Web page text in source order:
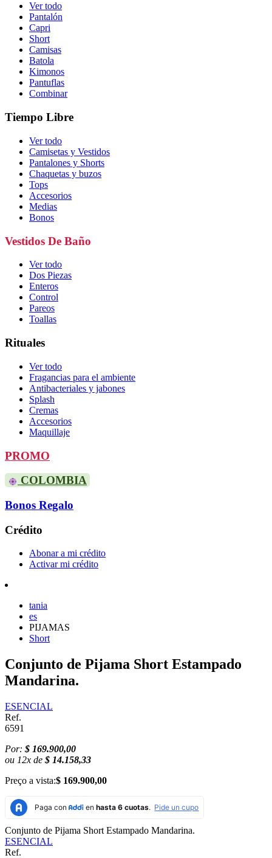
Ver todo
Pantalón
Capri
Short
Camisas
Batola
Kimonos
Pantuflas
Combinar
Tiempo Libre
Ver todo
Camisetas y Vestidos
Pantalones y Shorts
Chaquetas y buzos
Tops
Accesorios
Medias
Bonos
Vestidos De Baño
Ver todo
Dos Piezas
Enteros
Control
Pareos
Toallas
Rituales
Ver todo
Fragancias para el ambiente
Antibacteriales y jabones
Splash
Cremas
Accesorios
Maquillaje
PROMO
COLOMBIA
Bonos Regalo
Crédito
Abonar a mi crédito
Activar mi crédito
tania
es
PIJAMAS
Short
Conjunto de Pijama Short Estampado
Mandarina.
ESENCIAL
Ref.
6591
Por: $ 169.900,00
ou 12x de $ 14.158,33
Preço a vista:$ 169.900,00
Conjunto de Pijama Short Estampado Mandarina.
ESENCIAL
Ref.